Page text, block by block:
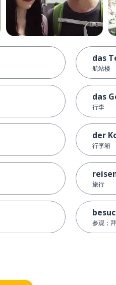
das
航站楼
das
行李
der
行李箱
旅行
参观；